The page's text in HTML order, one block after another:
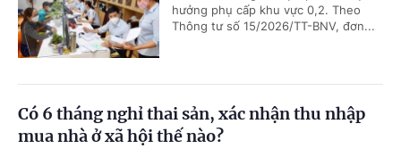
hưởng phụ cấp khu vực 0,2. Theo
Thông tư số 15/2026/TT-BNV, đơn...
Có 6 tháng nghỉ thai sản, xác nhận thu nhập
mua nhà ở xã hội thế nào?